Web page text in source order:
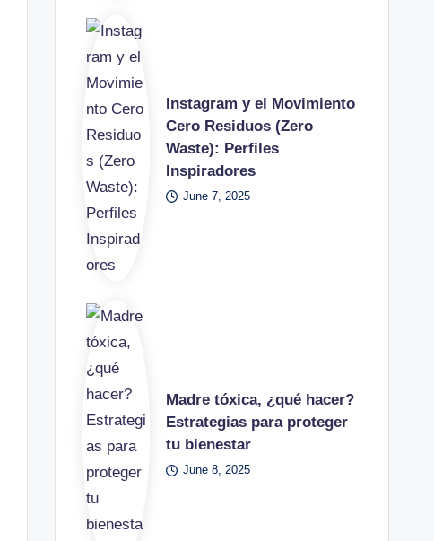
Instagram y el Movimiento
Cero Residuos (Zero
Waste): Perfiles
Inspiradores
June 7, 2025
Madre tóxica, ¿qué hacer?
Estrategias para proteger
tu bienestar
June 8, 2025